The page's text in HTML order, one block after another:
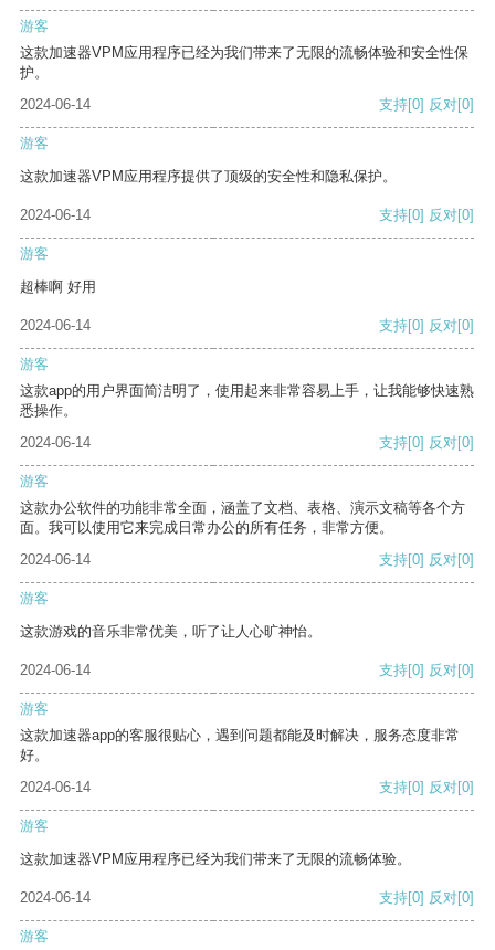
游客
这款加速器VPM应用程序已经为我们带来了无限的流畅体验和安全性保
护。
2024-06-14
支持[0] 反对[0]
游客
这款加速器VPM应用程序提供了顶级的安全性和隐私保护。
2024-06-14 支持[0] 反对[0]
游客
超棒啊 好用
2024-06-14 支持[0] 反对[0]
游客
这款app的用户界面简洁明了，使用起来非常容易上手，让我能够快速熟
悉操作。
2024-06-14
支持[0] 反对[0]
游客
这款办公软件的功能非常全面，涵盖了文档、表格、演示文稿等各个方
面。我可以使用它来完成日常办公的所有任务，非常方便。
2024-06-14
支持[0] 反对[0]
游客
这款游戏的音乐非常优美，听了让人心旷神怡。
2024-06-14 支持[0] 反对[0]
游客
这款加速器app的客服很贴心，遇到问题都能及时解决，服务态度非常
好。
2024-06-14
支持[0] 反对[0]
游客
这款加速器VPM应用程序已经为我们带来了无限的流畅体验。
2024-06-14 支持[0] 反对[0]
游客